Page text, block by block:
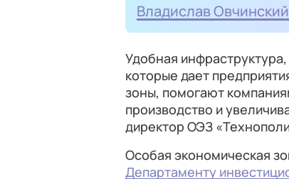
Владислав Овчинский
Удобная
которые дает
зоны, помогают
производство и
директор ОЭЗ
Особая экономическая
Департаменту